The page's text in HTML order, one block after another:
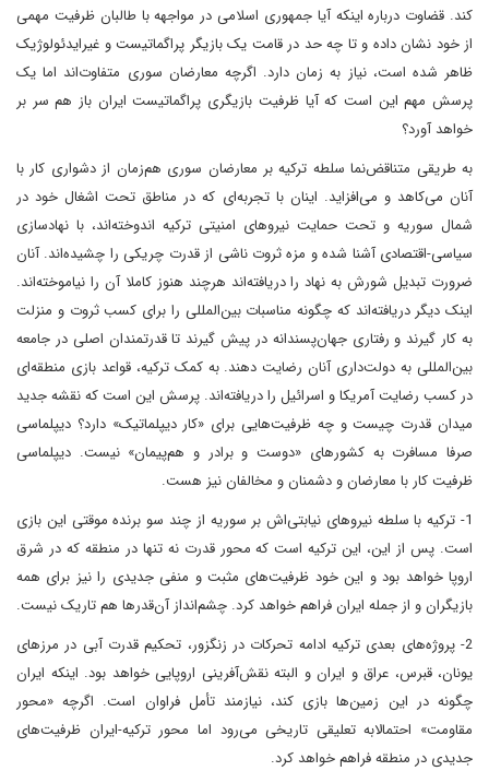
کند. قضاوت درباره اینکه آیا جمهوری اسلامی در مواجهه با طالبان ظرفیت مهمی
از خود نشان داده و تا چه حد در قامت یک بازیگر پراگماتیست و غیرایدئولوژیک
ظاهر شده است، نیاز به زمان دارد. اگرچه معارضان سوری متفاوت‌اند اما یک
پرسش مهم این است که آیا ظرفیت بازیگری پراگماتیست ایران باز هم سر بر
خواهد آورد؟
به طریقی متناقض‌نما سلطه ترکیه بر معارضان سوری هم‌زمان از دشواری کار با
آنان می‌کاهد و می‌افزاید. اینان با تجربه‌ای که در مناطق تحت اشغال خود در
شمال سوریه و تحت حمایت نیروهای امنیتی ترکیه اندوخته‌اند، با نهادسازی
سیاسی-اقتصادی آشنا شده و مزه ثروت ناشی از قدرت چریکی را چشیده‌اند. آنان
ضرورت تبدیل شورش به نهاد را دریافته‌اند هرچند هنوز کاملا آن را نیاموخته‌اند.
اینک دیگر دریافته‌اند که چگونه مناسبات بین‌المللی را برای کسب ثروت و منزلت
به کار گیرند و رفتاری جهان‌پسندانه در پیش گیرند تا قدرتمندان اصلی در جامعه
بین‌المللی به دولت‌داری آنان رضایت دهند. به کمک ترکیه، قواعد بازی منطقه‌ای
در کسب رضایت آمریکا و اسرائیل را دریافته‌اند. پرسش این است که نقشه جدید
میدان قدرت چیست و چه ظرفیت‌هایی برای «کار دیپلماتیک» دارد؟ دیپلماسی
صرفا مسافرت به کشورهای «دوست و برادر و هم‌پیمان» نیست. دیپلماسی
ظرفیت کار با معارضان و دشمنان و مخالفان نیز هست.
1- ترکیه با سلطه نیروهای نیابتی‌اش بر سوریه از چند سو برنده موقتی این بازی
است. پس از این، این ترکیه است که محور قدرت نه تنها در منطقه که در شرق
اروپا خواهد بود و این خود ظرفیت‌های مثبت و منفی جدیدی را نیز برای همه
بازیگران و از جمله ایران فراهم خواهد کرد. چشم‌انداز آن‌قدرها هم تاریک نیست.
2- پروژه‌های بعدی ترکیه ادامه تحرکات در زنگزور، تحکیم قدرت آبی در مرزهای
یونان، قبرس، عراق و ایران و البته نقش‌آفرینی اروپایی خواهد بود. اینکه ایران
چگونه در این زمین‌ها بازی کند، نیازمند تأمل فراوان است. اگرچه «محور
مقاومت» احتمالابه تعلیقی تاریخی می‌رود اما محور ترکیه-ایران ظرفیت‌های
جدیدی در منطقه فراهم خواهد کرد.